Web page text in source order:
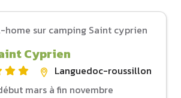
Cyprien
Languedoc-roussillon
mars à fin novembre